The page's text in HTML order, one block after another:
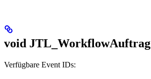
void JTL_WorkflowAuftrag
Verfügbare Event IDs: